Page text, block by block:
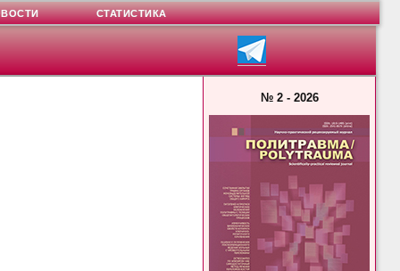
№ 2 - 2026
СТАТИСТИКА